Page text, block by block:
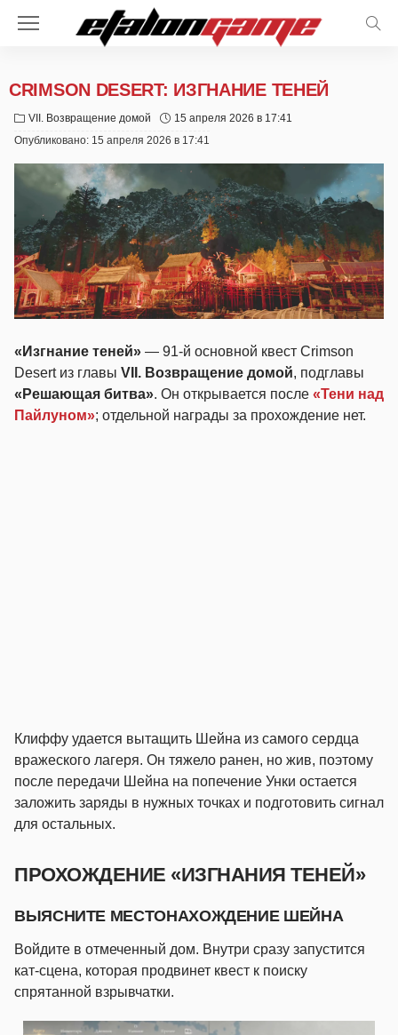
CRIMSON DESERT: ИЗГНАНИЕ ТЕНЕЙ
VII. Возвращение домой
15 апреля 2026 в 17:41
Опубликовано: 15 апреля 2026 в 17:41
«Изгнание теней» — 91-й основной квест Crimson
Desert из главы VII. Возвращение домой, подглавы
«Решающая битва». Он открывается после «Тени над
Пайлуном»; отдельной награды за прохождение нет.
Клиффу удается вытащить Шейна из самого сердца
вражеского лагеря. Он тяжело ранен, но жив, поэтому
после передачи Шейна на попечение Унки остается
заложить заряды в нужных точках и подготовить сигнал
для остальных.
ПРОХОЖДЕНИЕ «ИЗГНАНИЯ ТЕНЕЙ»
ВЫЯСНИТЕ МЕСТОНАХОЖДЕНИЕ ШЕЙНА
Войдите в отмеченный дом. Внутри сразу запустится
кат-сцена, которая продвинет квест к поиску
спрятанной взрывчатки.